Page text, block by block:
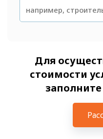
Для
стоимости